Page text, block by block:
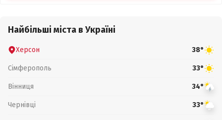
Найбільші міста в Україні
Херсон 38°
Сімферополь 33°
Вінниця 34°
Чернівці 33°